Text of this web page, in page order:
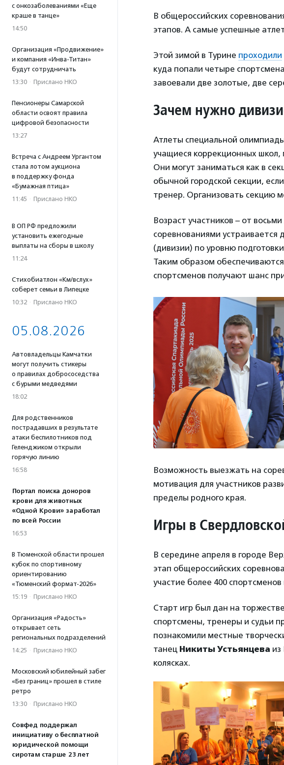
с онкозаболеваниями «Еще
краше в танце»
14:50
Организация «Продвижение»
и компания «Инва-Титан»
будут сотрудничать
13:30 · Прислано НКО
Пенсионеры Самарской
области освоят правила
цифровой безопасности
13:27
Встреча с Андреем Ургантом
стала лотом аукциона
в поддержку фонда
«Бумажная птица»
11:45 · Прислано НКО
В ОП РФ предложили
установить ежегодные
выплаты на сборы в школу
11:24
Стихобиатлон «Км/вслух»
соберет семьи в Липецке
10:32 · Прислано НКО
05.08.2026
Автовладельцы Камчатки
могут получить стикеры
о правилах добрососедства
с бурыми медведями
18:02
Для родственников
пострадавших в результате
атаки беспилотников под
Геленджиком открыли
горячую линию
16:58
Портал поиска доноров
крови для животных
«Одной Крови» заработал
по всей России
16:53
В Тюменской области прошел
кубок по спортивному
ориентированию
«Тюменский формат-2026»
15:19 · Прислано НКО
Организация «Радость»
открывает сеть
региональных подразделений
14:25 · Прислано НКО
Московский юбилейный забег
«Без границ» прошел в стиле
ретро
13:30 · Прислано НКО
Совфед поддержал
инициативу о бесплатной
юридической помощи
сиротам старше 23 лет
В общероссийских
этапов. А самые успешные
Этой зимой в Турине проходили
куда попали четыре
завоевали две золотые, две
Зачем нужно
Атлеты специальной
учащиеся коррекционных
Они могут заниматься как в
обычной городской секции,
тренер. Организовать секцию
Возраст участников – от
соревнованиями устраивается
(дивизии) по уровню
Таким образом
спортсменов получают шанс
Возможность выезжать на
мотивация для участников
пределы родного края.
Игры в
В середине апреля в городе
этап общероссийских
участие более 400 спортсменов
Старт игр был дан на
спортсмены, тренеры и судьи
познакомили местные
танец Никиты Устьянцева из
колясках.